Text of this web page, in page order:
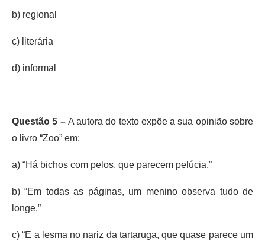
b) regional
c) literária
d) informal
Questão 5 – A autora do texto expõe a sua opinião sobre
o livro “Zoo” em:
a) “Há bichos com pelos, que parecem pelúcia.”
b) “Em todas as páginas, um menino observa tudo de
longe.”
c) “E a lesma no nariz da tartaruga, que quase parece um